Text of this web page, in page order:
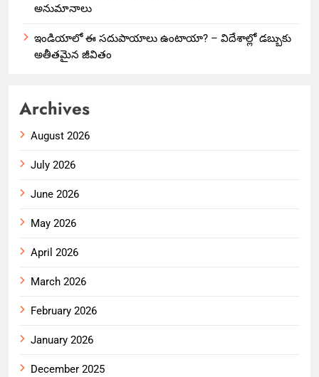
అనుమానాలు
ఇండియాలో‌ ఈ సదుపాయాలు ఉంటాయా? – విదేశాల్లో డబ్బుకు
అతీతమైన జీవితం
Archives
August 2026
July 2026
June 2026
May 2026
April 2026
March 2026
February 2026
January 2026
December 2025